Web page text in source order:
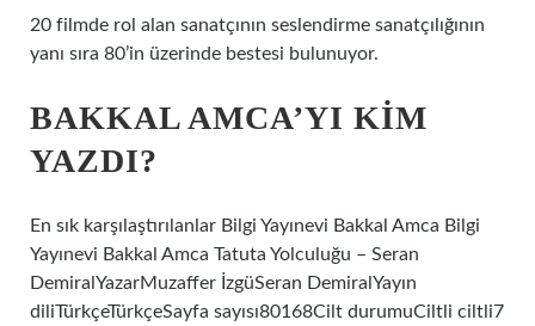
20 filmde rol alan sanatçının seslendirme sanatçılığının
yanı sıra 80’in üzerinde bestesi bulunuyor.
BAKKAL AMCA’YI KIM
YAZDI?
En sık karşılaştırılanlar Bilgi Yayınevi Bakkal Amca Bilgi
Yayınevi Bakkal Amca Tatuta Yolculuğu – Seran
DemiralYazarMuzaffer İzgüSeran DemiralYayın
diliTürkçeTürkçeSayfa sayısı80168Cilt durumuCiltli ciltli7